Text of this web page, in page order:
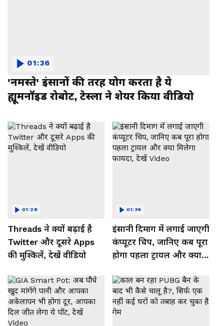
'नमस्ते' इंसानों की तरह योग करता है ये
ह्यूमनॉइड रोबोट, टेस्ला ने शेयर किया वीडियो
01:36
Threads ने क्यों बढ़ाई है
Twitter और दूसरे Apps
की मुश्किलें, देखें वीडियो
01:28
इंसानी दिमाग में लगाई जाएगी
कंप्यूटर चिप, जानिए कब पूरा
होगा पहला ट्रायल और क्या
01:36